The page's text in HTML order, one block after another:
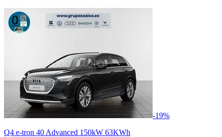
-19%
Q4 e-tron 40 Advanced 150kW 63KWh